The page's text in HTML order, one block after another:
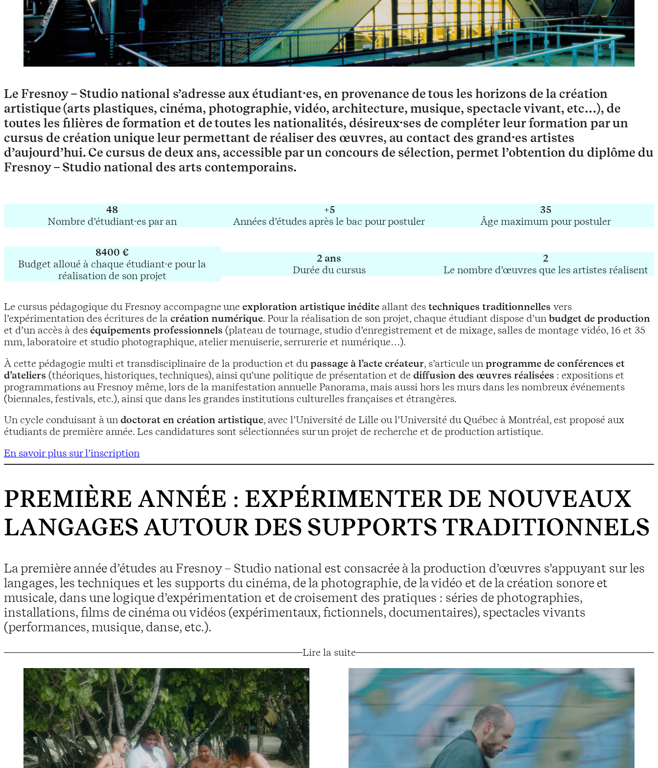
Le Fresnoy – Studio national s’adresse aux étudiant·es, en provenance de tous les horizons de la création
artistique (arts plastiques, cinéma, photographie, vidéo, architecture, musique, spectacle vivant, etc…), de
toutes les filières de formation et de toutes les nationalités, désireux·ses de compléter leur formation par un
cursus de création unique leur permettant de réaliser des œuvres, au contact des grand·es artistes
d’aujourd’hui. Ce cursus de deux ans, accessible par un concours de sélection, permet l’obtention du diplôme du
Fresnoy– Studio national des arts contemporains.
48
Nombre d’étudiant·es par an
+5
Années d’études après le bac pour postuler
35
Âge maximum pour postuler
8400 €
Budget alloué à chaque étudiant·e pour la
réalisation de son projet
2 ans
Durée du cursus
2
Le nombre d’œuvres que les artistes réalisent
Le cursus pédagogique du Fresnoy accompagne une exploration artistique inédite allant des techniques traditionnelles vers
l’expérimentation des écritures de la création numérique. Pour la réalisation de son projet, chaque étudiant dispose d’un budget de production
et d’un accès à des équipements professionnels (plateau de tournage, studio d’enregistrement et de mixage, salles de montage vidéo, 16 et 35
mm, laboratoire et studio photographique, atelier menuiserie, serrurerie et numérique…).
À cette pédagogie multi et transdisciplinaire de la production et du passage à l’acte créateur, s’articule un programme de conférences et
d’ateliers (théoriques, historiques, techniques), ainsi qu’une politique de présentation et de diffusion des œuvres réalisées : expositions et
programmations au Fresnoy même, lors de la manifestation annuelle Panorama, mais aussi hors les murs dans les nombreux événements
(biennales, festivals, etc.), ainsi que dans les grandes institutions culturelles françaises et étrangères.
Un cycle conduisant à un doctorat en création artistique, avec l’Université de Lille ou l’Université du Québec à Montréal, est proposé aux
étudiants de première année. Les candidatures sont sélectionnées sur un projet de recherche et de production artistique.
En savoir plus sur l’inscription
PREMIÈRE ANNÉE : EXPÉRIMENTER DE NOUVEAUX
LANGAGES AUTOUR DES SUPPORTS TRADITIONNELS
La première année d’études au Fresnoy – Studio national est consacrée à la production d’œuvres s’appuyant sur les
langages, les techniques et les supports du cinéma, de la photographie, de la vidéo et de la création sonore et
musicale, dans une logique d’expérimentation et de croisement des pratiques : séries de photographies,
installations, films de cinéma ou vidéos (expérimentaux, fictionnels, documentaires), spectacles vivants
(performances, musique, danse, etc.).
Lire la suite